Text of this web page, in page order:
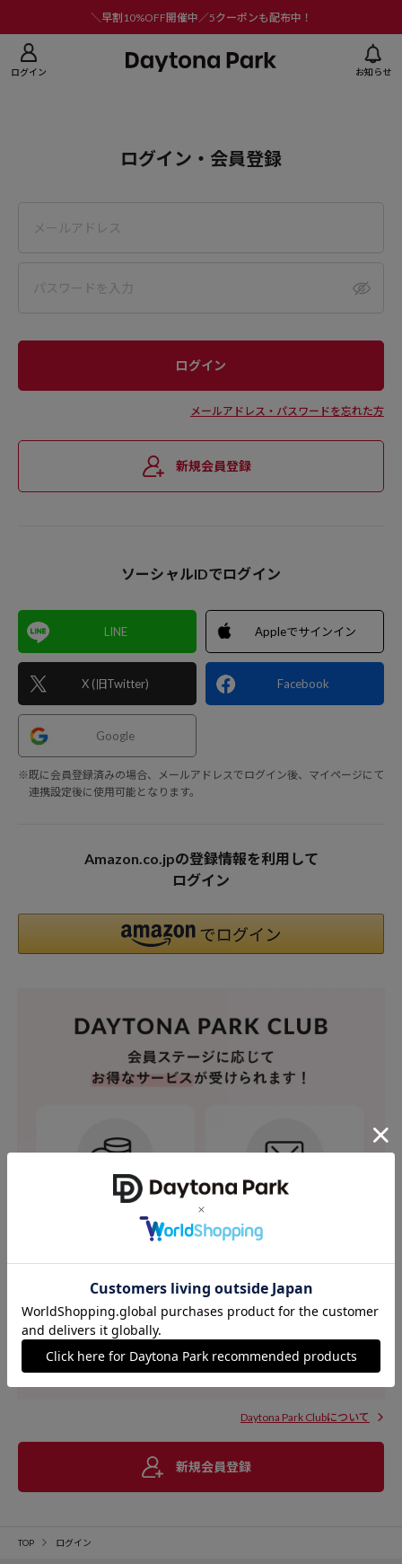
＼早割10%OFF開催中／5クーポンも配布中！
ログイン お知らせ
ログイン・会員登録
メールアドレス・パスワードを忘れた方
新規会員登録
ソーシャルIDでログイン
LINE
X (旧Twitter)
Appleでサインイン
Facebook
Google
※既に会員登録済みの場合、メールアドレスでログイン後、マイページにて
連携設定後に使用可能となります。
Amazon.co.jpの登録情報を利用して
ログイン
Daytona Park Clubについて
新規会員登録
TOP ログイン